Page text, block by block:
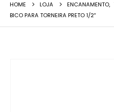
HOME LOJA ENCANAMENTO,
BICO PARA TORNEIRA PRETO 1/2″